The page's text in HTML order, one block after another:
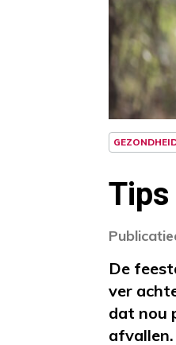
De
ver
dat nou
afvallen.